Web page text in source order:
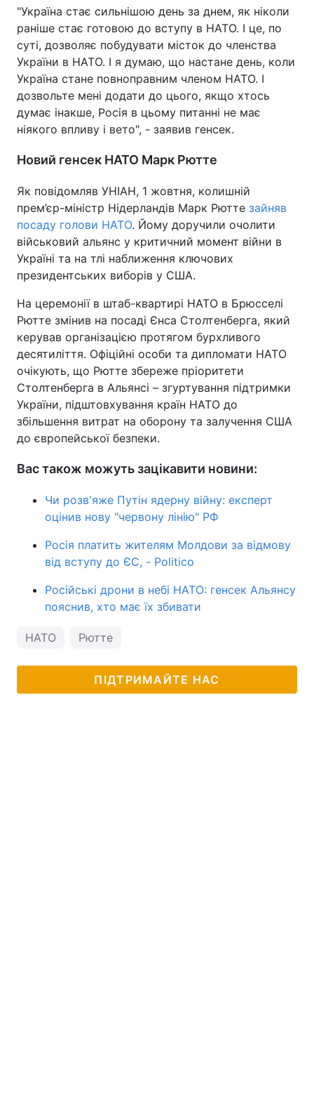
"Україна стає сильнішою день за днем, як ніколи
раніше стає готовою до вступу в НАТО. І це, по
суті, дозволяє побудувати місток до членства
України в НАТО. І я думаю, що настане день, коли
Україна стане повноправним членом НАТО. І
дозвольте мені додати до цього, якщо хтось
думає інакше, Росія в цьому питанні не має
ніякого впливу і вето", - заявив генсек.
Новий генсек НАТО Марк Рютте
Як повідомляв УНІАН, 1 жовтня, колишній
прем’єр-міністр Нідерландів Марк Рютте зайняв
посаду голови НАТО. Йому доручили очолити
військовий альянс у критичний момент війни в
Україні та на тлі наближення ключових
президентських виборів у США.
На церемонії в штаб-квартирі НАТО в Брюсселі
Рютте змінив на посаді Єнса Столтенберга, який
керував організацією протягом бурхливого
десятиліття. Офіційні особи та дипломати НАТО
очікують, що Рютте збереже пріоритети
Столтенберга в Альянсі – згуртування підтримки
України, підштовхування країн НАТО до
збільшення витрат на оборону та залучення США
до європейської безпеки.
Вас також можуть зацікавити новини:
Чи розв'яже Путін ядерну війну: експерт
оцінив нову "червону лінію" РФ
Росія платить жителям Молдови за відмову
від вступу до ЄС, - Politico
Російські дрони в небі НАТО: генсек Альянсу
пояснив, хто має їх збивати
НАТО Рютте
ПІДТРИМАЙТЕ НАС